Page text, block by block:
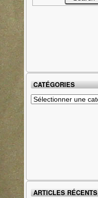
CATÉGORIES
Catégories
ARTICLES RÉCENTS